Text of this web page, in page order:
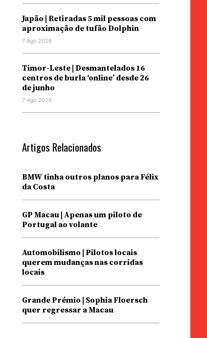
Japão | Retiradas 5 mil pessoas com
aproximação de tufão Dolphin
7 Ago 2026
Timor-Leste | Desmantelados 16
centros de burla ‘online’ desde 26
de junho
7 Ago 2026
Artigos Relacionados
BMW tinha outros planos para Félix
da Costa
GP Macau | Apenas um piloto de
Portugal ao volante
Automobilismo | Pilotos locais
querem mudanças nas corridas
locais
Grande Prémio | Sophia Floersch
quer regressar a Macau